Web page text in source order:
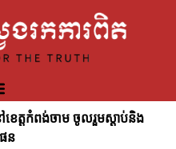
ខេត្តកំពង់ចាម ចូលរួមស្តាប់និង
ន